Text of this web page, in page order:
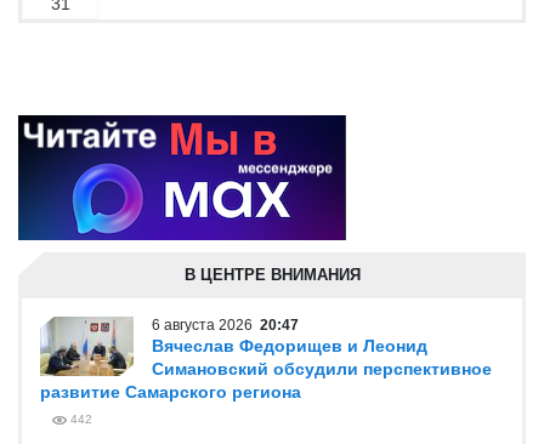
В ЦЕНТРЕ ВНИМАНИЯ
6 августа 2026 20:47
Вячеслав Федорищев и Леонид
Симановский обсудили перспективное
развитие Самарского региона
442